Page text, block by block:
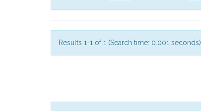
Results 1-1 of 1 (Search time: 0.001 seconds).